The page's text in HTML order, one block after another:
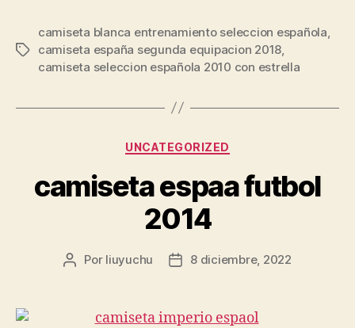
Etiquetas
camiseta blanca entrenamiento seleccion española,
camiseta españa segunda equipacion 2018,
camiseta seleccion española 2010 con estrella
Categorías
UNCATEGORIZED
camiseta espaa futbol
2014
Autor
entrada
Por liuyuchu
Fecha
entrada
8 diciembre, 2022